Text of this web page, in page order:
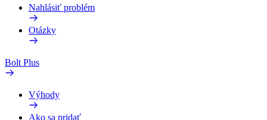
Nahlásiť problém
Otázky
Bolt Plus
Výhody
Ako sa pridať